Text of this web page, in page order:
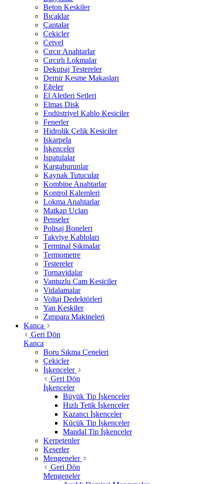
Beton Keskiler
Bıçaklar
Çantalar
Çekiçler
Cetvel
Cırcır Anahtarlar
Cırcırlı Lokmalar
Dekupaj Testereler
Demir Kesme Makasları
Eğeler
El Aletleri Setleri
Elmas Disk
Endüstriyel Kablo Kesiciler
Fenerler
Hidrolik Çelik Kesiciler
Iskarpela
İşkenceler
Ispatulalar
Kargaburunlar
Kaynak Tutucular
Kombine Anahtarlar
Kontrol Kalemleri
Lokma Anahtarlar
Matkap Uçları
Penseler
Polisaj Boneleri
Takviye Kabloları
Terminal Sıkmalar
Termometre
Testereler
Tornavidalar
Vantuzlu Cam Kesiciler
Vidalamalar
Voltaj Dedektörleri
Yan Keskiler
Zımpara Makineleri
Kanca
Geri Dön
Kanca
Boru Sıkma Çeneleri
Çekiçler
İşkenceler
Geri Dön
İşkenceler
Büyük Tip İşkenceler
Hızlı Tetik İşkenceler
Kazancı İşkenceler
Küçük Tip İşkenceler
Mandal Tip İşkenceler
Kerpetenler
Keserler
Mengeneler
Geri Dön
Mengeneler